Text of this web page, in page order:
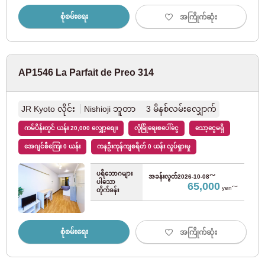
စုံစမ်းရေး အကြိုက်ဆုံး
AP1546 La Parfait de Preo 314
JR Kyoto လိုင်း Nishioji ဘူတာ 3 မိနစ်လမ်းလျှောက်
ကမ်ပိန်းတွင် ယန်း 20,000 လျှော့စျေး လုံခြုံရေးစပေါ်ငွေ သော့ငွေမရှိ
အေဂျင်စီကြေး 0 ယန်း ကနဦးကုန်ကျစရိတ် 0 ယန်း လှုပ်ရှားမှု
ပရိဘောဂများ
ပါသော
တိုက်ခန်း
အခန်းလွတ်2026-10-08～
65,000yen～
စုံစမ်းရေး အကြိုက်ဆုံး
Tokyo Metro Fukutoshin လိုင်း (69)
Tokyo Metro Tozai လိုင်း
Tokyo Metropolitan Bureau of Transportation
Toei Oedo လိုင်း (119)
Toei Mita လိုင်း (53)
Toei Shinjuku လိုင်း
Toei Asakusa လိုင်း (27)
1
8
9
10
11 12 13 14 15
16
17
18 19 20 21 22
23
24
26
ဆုံးဖြတ် ရှင်းပြတ်
03-6712-4346
03-6712-4344